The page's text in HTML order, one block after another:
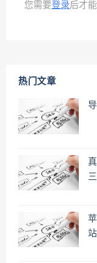
您需要登录后才
热门文章
站